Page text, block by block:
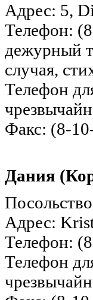
Адрес: 5,
Телефон:
дежурный
случая,
Телефон
Факс: (8-
Дания
Адрес:
Телефон:
Телефон